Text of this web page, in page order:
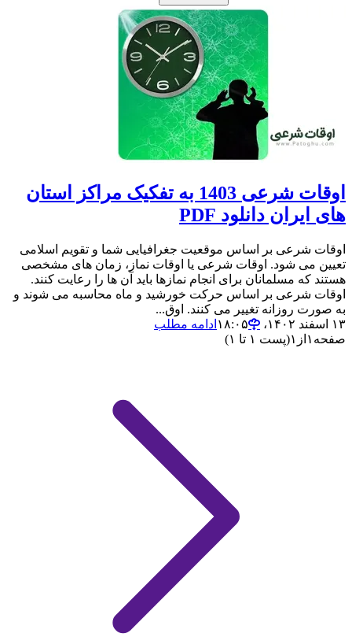
اوقات شرعی 1403 به تفکیک مراکز استان
های ایران دانلود PDF
اوقات شرعی بر اساس موقعیت جغرافیایی شما و تقویم اسلامی
تعیین می شود. اوقات شرعی یا اوقات نماز، زمان های مشخصی
هستند که مسلمانان برای انجام نمازها باید آن ها را رعایت کنند.
اوقات شرعی بر اساس حرکت خورشید و ماه محاسبه می شوند و
به صورت روزانه تغییر می کنند. اوق...
۱۳ اسفند ۱۴۰۲،‏ ۱۸:۰۵
ادامه مطلب
صفحه ۱ از ۱(پست ۱ تا ۱)